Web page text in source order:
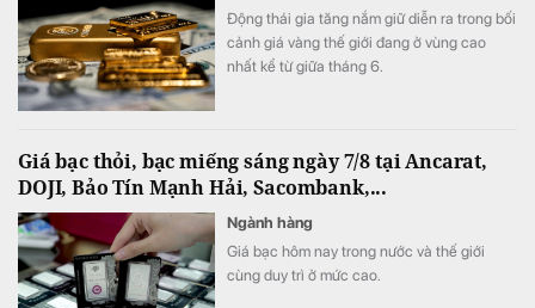
Động thái gia tăng nắm giữ diễn ra trong bối
cảnh giá vàng thế giới đang ở vùng cao
nhất kể từ giữa tháng 6.
Giá bạc thỏi, bạc miếng sáng ngày 7/8 tại Ancarat,
DOJI, Bảo Tín Mạnh Hải, Sacombank,...
Ngành hàng
Giá bạc hôm nay trong nước và thế giới
cùng duy trì ở mức cao.